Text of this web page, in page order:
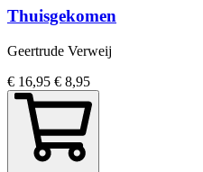
Thuisgekomen
Geertrude Verweij
€ 16,95 € 8,95